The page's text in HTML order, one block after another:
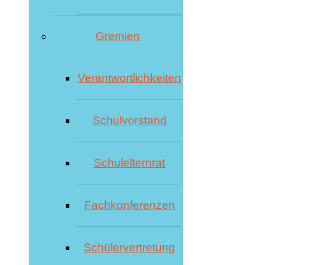
Gremien
Verantwortlichkeiten
Schulvorstand
Schulelternrat
Fachkonferenzen
Schülervertretung